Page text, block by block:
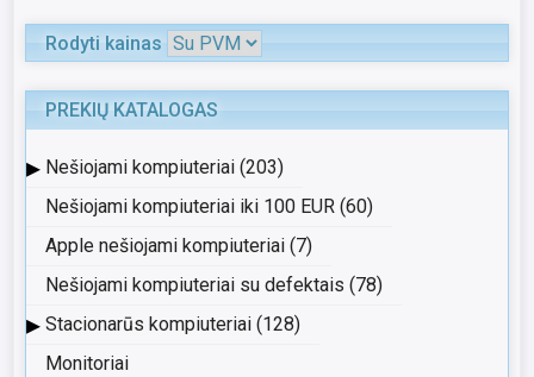
Rodyti kainas
PREKIŲ KATALOGAS
▸ Nešiojami kompiuteriai (203)
Nešiojami kompiuteriai iki 100 EUR (60)
Apple nešiojami kompiuteriai (7)
Nešiojami kompiuteriai su defektais (78)
▸ Stacionarūs kompiuteriai (128)
Monitoriai